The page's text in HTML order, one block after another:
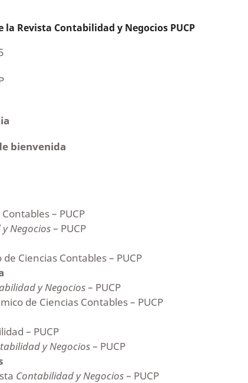
la Revista Contabilidad y Negocios PUCP
bienvenida
– PUCP
Negocios– PUCP
Ciencias Contables – PUCP
y Negocios– PUCP
de Ciencias Contables – PUCP
– PUCP
y Negocios– PUCP
Contabilidad y Negocios– PUCP